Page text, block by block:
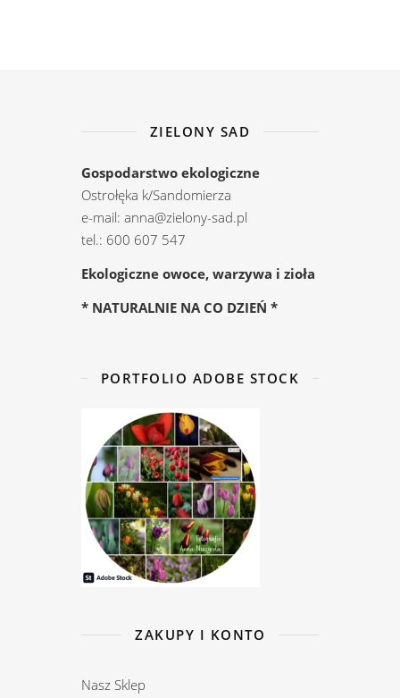
ZIELONY SAD
Gospodarstwo ekologiczne
Ostrołęka k/Sandomierza
e-mail: anna@zielony-sad.pl
tel.: 600 607 547
Ekologiczne owoce, warzywa i zioła
* NATURALNIE NA CO DZIEŃ *
PORTFOLIO ADOBE STOCK
ZAKUPY I KONTO
Nasz Sklep